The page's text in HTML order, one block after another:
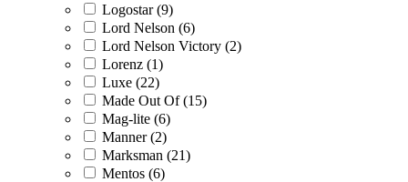
Logostar (9)
Lord Nelson (6)
Lord Nelson Victory (2)
Lorenz (1)
Luxe (22)
Made Out Of (15)
Mag-lite (6)
Manner (2)
Marksman (21)
Mentos (6)